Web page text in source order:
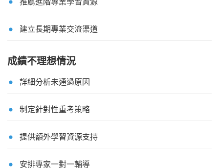
建立長期專業交流渠道
成績不理想情況
詳細分析未通過原因
制定針對性重考策略
提供額外學習資源支持
安排專家一對一輔導